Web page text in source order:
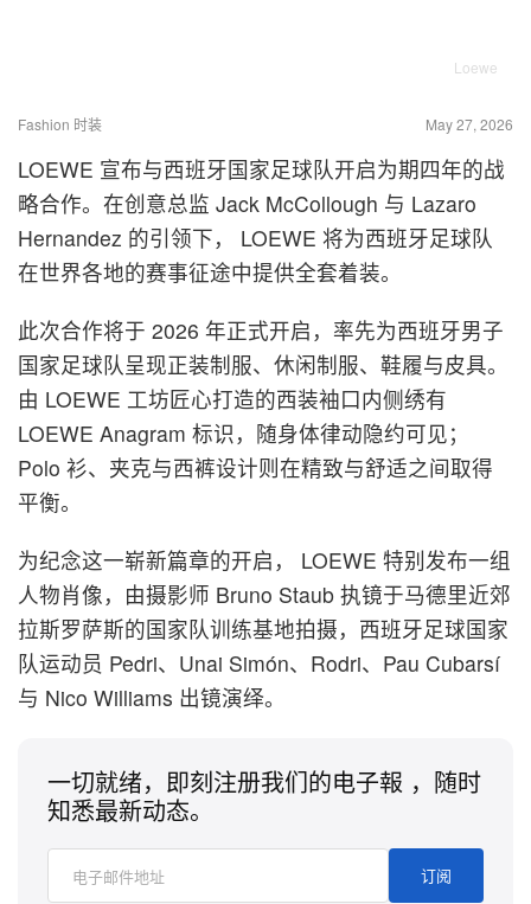
Loewe
Fashion 时装 May 27, 2026
LOEWE 宣布与西班牙国家足球队开启为期四年的战
略合作。在创意总监 Jack McCollough 与 Lazaro
Hernandez 的引领下， LOEWE 将为西班牙足球队
在世界各地的赛事征途中提供全套着装。
此次合作将于 2026 年正式开启，率先为西班牙男子
国家足球队呈现正装制服、休闲制服、鞋履与皮具。
由 LOEWE 工坊匠心打造的西装袖口内侧绣有
LOEWE Anagram 标识，随身体律动隐约可见；
Polo 衫、夹克与西裤设计则在精致与舒适之间取得
平衡。
为纪念这一崭新篇章的开启， LOEWE 特别发布一组
人物肖像，由摄影师 Bruno Staub 执镜于马德里近郊
拉斯罗萨斯的国家队训练基地拍摄，西班牙足球国家
队运动员 Pedri、Unai Simón、Rodri、Pau Cubarsí
与 Nico Williams 出镜演绎。
一切就绪，即刻注册我们的电子報 ，随时
知悉最新动态。
订阅